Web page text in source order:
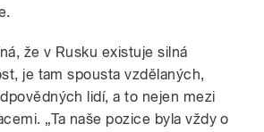
že v Rusku existuje silná
je tam spousta vzdělaných,
lidí, a to nejen mezi
„Ta naše pozice byla vždy o